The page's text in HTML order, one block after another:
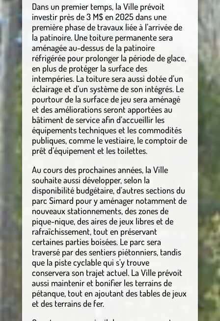
Dans un premier temps, la Ville prévoit
investir près de 3 M$ en 2025 dans une
première phase de travaux liée à l’arrivée de
la patinoire. Une toiture permanente sera
aménagée au-dessus de la patinoire
réfrigérée pour prolonger la période de glace,
en plus de protéger la surface des
intempéries. La toiture sera aussi dotée d’un
éclairage et d’un système de son intégrés. Le
pourtour de la surface de jeu sera aménagé
et des améliorations seront apportées au
bâtiment de service afin d’accueillir les
équipements techniques et les commodités
publiques, comme le vestiaire, le comptoir de
prêt d’équipement et les toilettes.
Au cours des prochaines années, la Ville
souhaite aussi développer, selon la
disponibilité budgétaire, d’autres sections du
parc Simard pour y aménager notamment de
nouveaux stationnements, des zones de
pique-nique, des aires de jeux libres et de
rafraîchissement, tout en préservant
certaines parties boisées. Le parc sera
traversé par des sentiers piétonniers, tandis
que la piste cyclable qui s’y trouve
conservera son trajet actuel. La Ville prévoit
aussi maintenir et bonifier les terrains de
pétanque, tout en ajoutant des tables de jeux
et des terrains de fer.